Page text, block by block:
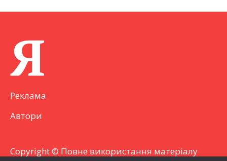
Я
Реклама
Автори
Copyright © Повне використання матеріалу